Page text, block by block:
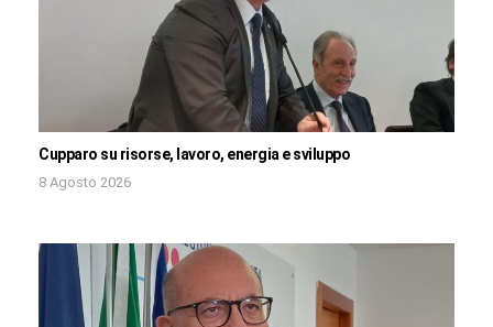
Cupparo su risorse, lavoro, energia e sviluppo
8 Agosto 2026